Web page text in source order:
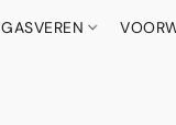
GASVEREN